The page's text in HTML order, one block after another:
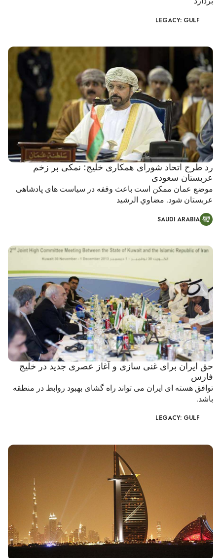
LEGACY: GULF
رد طرح اتحاد شورای همکاری خلیج: نمکی بر زخم
عربستان سعودی
موضع عمان ممکن است باعث وقفه در سیاست های پادشاهی
عربستان شود. مضاوي الرشيد
SAUDI ARABIA
حق ایران برای غنی سازی و آغاز عصری جدید در خلیج
فارس
توافق هسته ای ایران می تواند راه گشای بهبود روابط در منطقه
باشد.
LEGACY: GULF